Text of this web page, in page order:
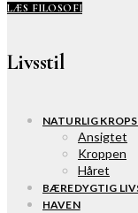
LÆS FILOSOFI
Livsstil
NATURLIG
Ansigtet
Kroppen
Håret
BÆREDYGTIG
HAVEN